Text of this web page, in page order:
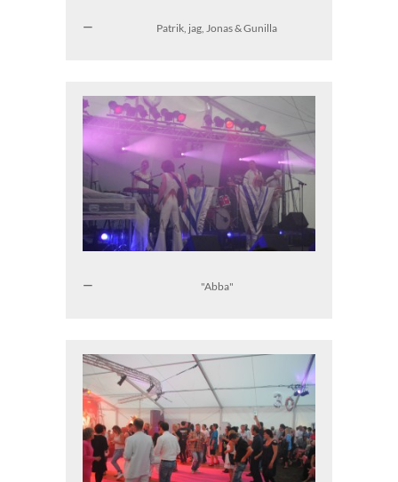
Patrik, jag, Jonas & Gunilla
"Abba"